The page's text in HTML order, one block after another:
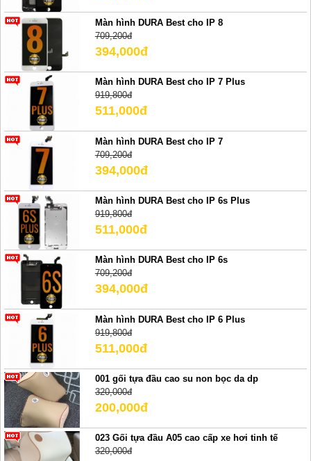
Màn hình DURA Best cho IP 8
709,200đ
394,000đ
Màn hình DURA Best cho IP 7 Plus
919,800đ
511,000đ
Màn hình DURA Best cho IP 7
709,200đ
394,000đ
Màn hình DURA Best cho IP 6s Plus
919,800đ
511,000đ
Màn hình DURA Best cho IP 6s
709,200đ
394,000đ
Màn hình DURA Best cho IP 6 Plus
919,800đ
511,000đ
001 gối tựa đầu cao su non bọc da dp
320,000đ
200,000đ
023 Gối tựa đầu A05 cao cấp xe hơi tinh tế
320,000đ